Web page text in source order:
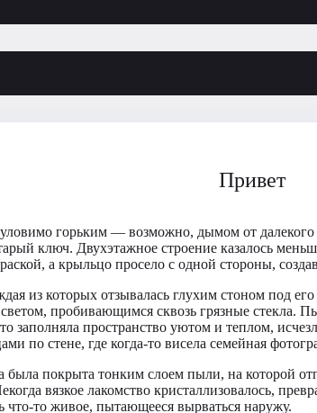
Привет
горьким — возможно, дымом от
ключ. Двухэтажное строение казалось
а крыльцо просело с одной стороны,
из которых отзывалась глухим стоном под
пробивающимся сквозь грязные стекла.
заполняла пространство уютом и теплом,
по стене, где когда-то висела семейная
покрыта тонким слоем пыли, на которой
вязкое лакомство кристаллизовалось,
то живое, пытающееся вырваться наружу.